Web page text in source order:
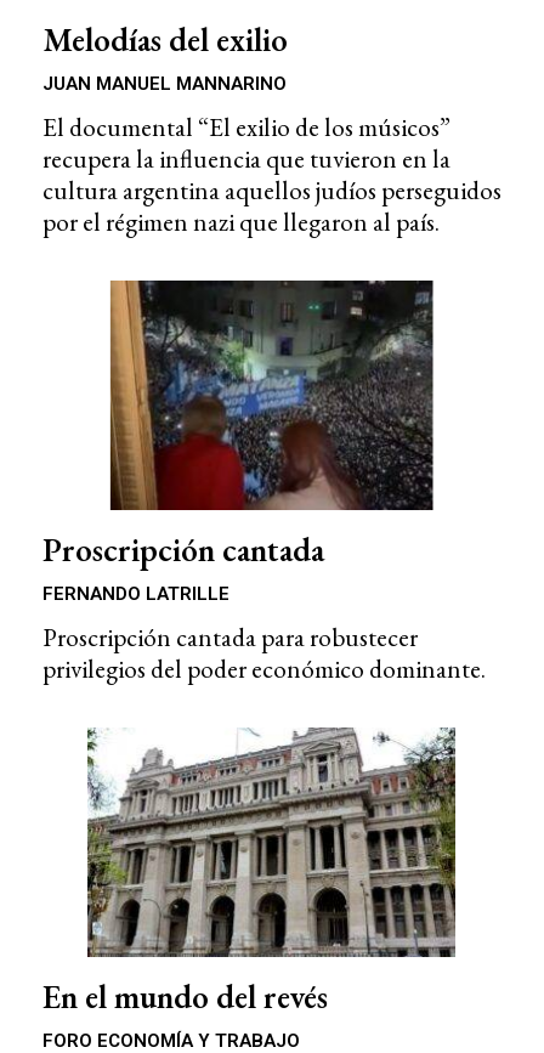
Melodías del exilio
JUAN MANUEL MANNARINO
El documental “El exilio de los músicos”
recupera la influencia que tuvieron en la
cultura argentina aquellos judíos perseguidos
por el régimen nazi que llegaron al país.
Proscripción cantada
FERNANDO LATRILLE
Proscripción cantada para robustecer
privilegios del poder económico dominante.
En el mundo del revés
FORO ECONOMÍA Y TRABAJO